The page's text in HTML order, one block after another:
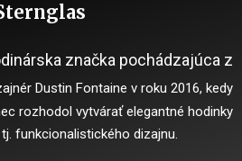
značka pochádzajúca z
Dustin Fontaine v roku 2016, kedy
rozhodol vytvárať elegantné hodinky
funkcionalistického dizajnu.